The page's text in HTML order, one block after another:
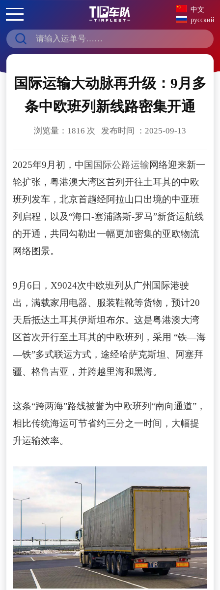
中文
русский
国际运输大动脉再升级：9月多
条中欧班列新线路密集开通
浏览量：1816 次 发布时间 ：2025-09-13
2025年9月初，中国 国际公路运输网络迎来新一
轮扩张，粤港澳大湾区首列开往土耳其的中欧
班列发车，北京首趟经阿拉山口出境的中亚班
列启程，以及“海口-塞浦路斯-罗马”新货运航线
的开通，共同勾勒出一幅更加密集的亚欧物流
网络图景。
9月6日，X9024次中欧班列从广州国际港驶
出，满载家用电器、服装鞋靴等货物，预计20
天后抵达土耳其伊斯坦布尔。这是粤港澳大湾
区首次开行至土耳其的中欧班列，采用 “铁—海
—铁”多式联运方式，途经哈萨克斯坦、阿塞拜
疆、格鲁吉亚，并跨越里海和黑海。
这条“跨两海”路线被誉为中欧班列“南向通道”，
相比传统海运可节省约三分之一时间，大幅提
升运输效率。